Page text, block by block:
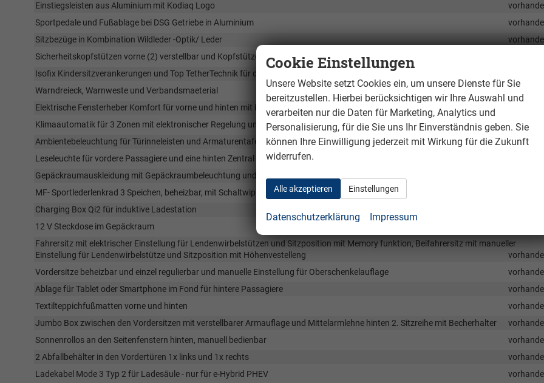
Einstiegsleisten aus Aluminium mit Kodiaq Logo
Sportpedale und Fußablage bei DSG Getriebe in Aluminium
Sitzbezüge in Kombination Wildleder -Optik/ Leder
Sicherheitskopfstützen vorne (2) verstellbar und Kopfstützen an allen Sitzen der 2,. Und 3- Sitzreihe
Isofix Kindersitzverankerungen und Top TetherTechnik für den Beifahrersitz und die aüßeren hinteren Sitzplätze 2. Sitzreihe
Warndreieck, Warnweste und Verbandsmaeterial
Elektrische Fensterheber Komfort für vorne und hinten mit Kindersicherung und Einklemmschutz
Klimaautomatik für 3 Zonen mit elektronischer Regelung und Bedienteil im Fond 2. Sitzreihe
vorhanden
Ambientebeleuchtung für Türinneleisten und Armaturentafel mit Fußraumbeleuchtungn für vorne und hinten
vorhanden
Leseleuchte für vordere Passagiere und eine hinten Zentral
Gepäckraumauskleidung mit Gepäckraumbeleuchtung und Heckklppenvorfeldbeleuchtung
MF- Sportlederlenkrad 3 Speichen, beheizbar, mit Schaltwippen
Charging Box Qi2 für induktive Ladestation
12 V Steckdose im Gepäckraum
Fahrersitz mit elektrischer Einstellung für Lendenwirbelstützen und Sitzposition mit Memory funktion, Beifahrersitz mit manueller
Einstellung für Lendenwirbelstütze und Sitzposition mit Höhenvestelleng
Vordersitze beheizbar und einzel regulierbar und manuelle Einstellung für Oberschenkelauflage
Ablage für Tablet oder Smartphone im Fond für hintere Passagiere
Textilteppichfußmatten vorne und hinten
Jumbo Box zwischen den Vordersitzen mit verstellbarer Armauflage und Mittelarmlehne hinten 2. Sitzreihe mit Becherhalter
Sonnenrollos an den Seitenfenstern hinten, manuell bedienbar
2 Abfallbehälter in den Vordertüren 1x links und 1x rechts
Ladekabel Mode 3 Typ 2 für Ladesäule - nur für e-Hybrid PHEV
Cookie Einstellungen
Unsere Website setzt Cookies ein, um unsere Dienste für Sie
bereitzustellen. Hierbei berücksichtigen wir Ihre Auswahl und
verarbeiten nur die Daten für Marketing, Analytics und
Personalisierung, für die Sie uns Ihr Einverständnis geben. Sie
können Ihre Einwilligung jederzeit mit Wirkung für die Zukunft
widerrufen.
Alle akzeptieren Einstellungen
Datenschutzerklärung Impressum